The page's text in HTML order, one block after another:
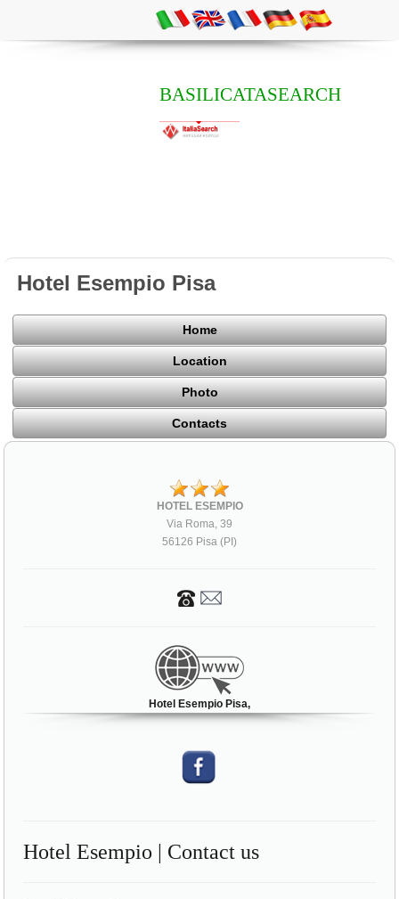
BASILICATASEARCH
Hotel Esempio Pisa
Home
Location
Photo
Contacts
HOTEL ESEMPIO
Via Roma, 39
56126 Pisa (PI)
Hotel Esempio Pisa,
Hotel Esempio | Contact us